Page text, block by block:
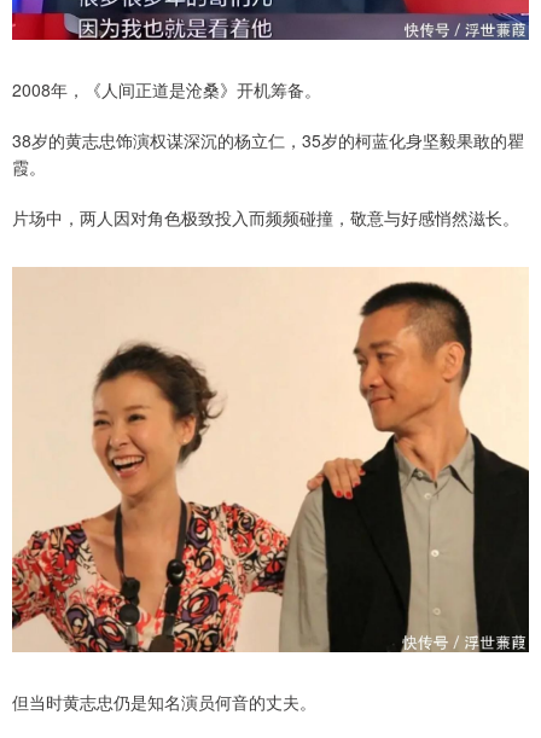
2008年，《人间正道是沧桑》开机筹备。
38岁的黄志忠饰演权谋深沉的杨立仁，35岁的柯蓝化身坚毅果敢的瞿
霞。
片场中，两人因对角色极致投入而频频碰撞，敬意与好感悄然滋长。
但当时黄志忠仍是知名演员何音的丈夫。